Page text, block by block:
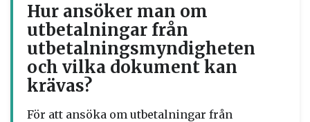
Hur ansöker man om
utbetalningar från
utbetalningsmyndigheten
och vilka dokument kan
krävas?
För att ansöka om utbetalningar från